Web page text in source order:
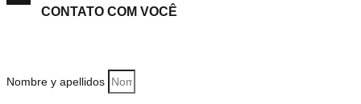
CONTATO COM VOCÊ
Nombre y apellidos